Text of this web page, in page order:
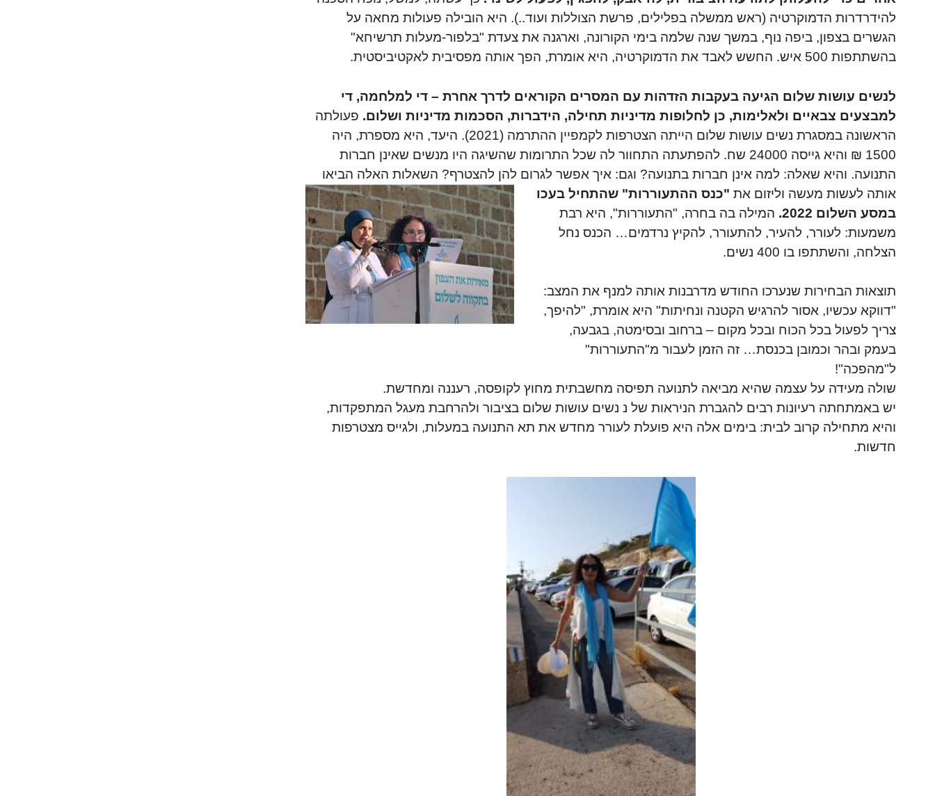
להידרדרות הדמוקרטיה (ראש ממשלה בפלילים, פרשת הצוללות ועוד..). היא הובילה פעולות מחאה על
הגשרים בצפון, ביפה נוף, במשך שנה שלמה בימי הקורונה, וארגנה את צעדת "בלפור-מעלות תרשיחא"
בהשתתפות 500 איש. החשש לאבד את הדמוקרטיה, היא אומרת, הפך אותה מפסיבית לאקטיביסטית.
לנשים עושות שלום הגיעה בעקבות הזדהות עם המסרים הקוראים לדרך אחרת – די למלחמה, די
למבצעים צבאיים ולאלימות, כן לחלופות מדיניות תחילה, הידברות, הסכמות מדיניות ושלום. פעולתה
הראשונה במסגרת נשים עושות שלום הייתה הצטרפות לקמפיין ההתרמה (2021). היעד, היא מספרת, היה
1500 ₪ והיא גייסה 24000 שח. להפתעתה התחוור לה שכל התרומות שהשיגה היו מנשים שאינן חברות
התנועה. והיא שאלה: למה אינן חברות בתנועה? וגם: איך אפשר לגרום להן להצטרף? השאלות האלה הביאו
אותה לעשות מעשה וליזום את"כנס ההתעוררות" שהתחיל בעכו
במסע השלום 2022.
המילה בה בחרה, "התעוררות", היא רבת
משמעות: לעורר, להעיר, להתעורר, להקיץ נרדמים… הכנס נחל
הצלחה, והשתתפו בו 400 נשים.
תוצאות הבחירות שנערכו החודש מדרבנות אותה למנף את המצב:
"דווקא עכשיו, אסור להרגיש הקטנה ונחיתות" היא אומרת, "להיפך,
צריך לפעול בכל הכוח ובכל מקום – ברחוב ובסימטה, בגבעה,
בעמק ובהר וכמובן בכנסת… זה הזמן לעבור מ"התעוררות"
ל"מהפכה"!
שולה מעידה על עצמה שהיא מביאה לתנועה תפיסה מחשבתית מחוץ לקופסה, רעננה ומחדשת.
יש באמתחתה רעיונות רבים להגברת הניראות של נ נשים עושות שלום בציבור ולהרחבת מעגל המתפקדות,
והיא מתחילה קרוב לבית: בימים אלה היא פועלת לעורר מחדש את תא התנועה במעלות, ולגייס מצטרפות
חדשות.